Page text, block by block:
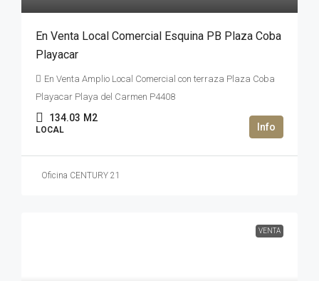
En Venta Local Comercial Esquina PB Plaza Coba
Playacar
En Venta Amplio Local Comercial con terraza Plaza Coba
Playacar Playa del Carmen P4408
134.03 M2
LOCAL
Oficina CENTURY 21
VENTA